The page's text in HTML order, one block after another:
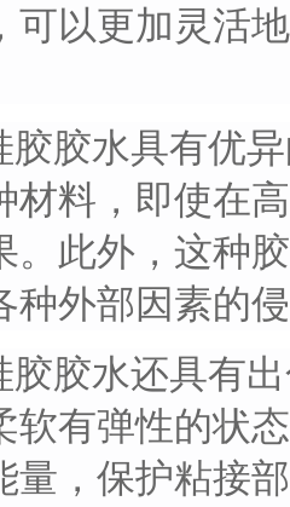
可以更加灵活
胶胶水具有优
材料，即使在
。此外，这种
种外部因素的
胶胶水还具有
软有弹性的状
量，保护粘接